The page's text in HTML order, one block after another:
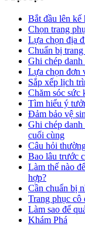
Bắt đầu lên kế
Chọn trang
Lựa chọn địa
Chuẩn bị
Ghi chép
Lựa chọn đơn
Sắp xếp lịch
Chăm sóc sức
Tìm hiểu ý
Đảm bảo vệ
Ghi chép
cuối cùng
Câu hỏi
Bao lâu trước
Làm thế nào
hợp?
Cần chuẩn bị
Trang phục cô
Làm sao để
Khám Phá